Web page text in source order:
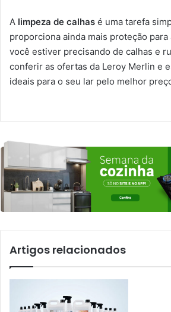
A limpeza de calhas é uma tarefa
proporciona ainda mais proteção para
você estiver precisando de calhas e
conferir as ofertas da Leroy Merlin e
ideais para o seu lar pelo melhor
Artigos relacionados